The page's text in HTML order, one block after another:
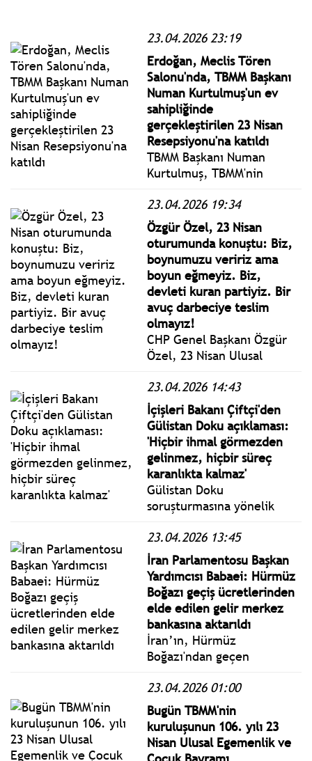
23.04.2026 23:19
Erdoğan, Meclis Tören
Salonu'nda, TBMM Başkanı
Numan Kurtulmuş'un ev
sahipliğinde
gerçekleştirilen 23 Nisan
Resepsiyonu'na katıldı
TBMM Başkanı Numan
Kurtulmuş, TBMM'nin
Nisan Ulusal Egemenlik ve
Çocuk Bayramı dolayısıyla
resepsiyon verdi.
23.04.2026 19:34
Özgür Özel, 23 Nisan
oturumunda konuştu: Biz,
boynumuzu veririz ama
boyun eğmeyiz. Biz,
devleti kuran partiyiz. Bir
avuç darbeciye teslim
olmayız!
CHP Genel Başkanı Özgür
Özel, 23 Nisan Ulusal
Bayramı ile TBMM’nin
kuruluşunun 106’ncı
yıldönümünde, TBMM
Genel Kurulu’nda
gerçekleştirilen Özel
Oturuma katıldı
23.04.2026 14:43
İçişleri Bakanı Çiftçi'den
Gülistan Doku açıklaması:
'Hiçbir ihmal görmezden
gelinmez, hiçbir süreç
karanlıkta kalmaz'
Gülistan Doku
soruşturmasına yönelik
İçişleri Bakanı Mustafa
Çiftçi, tek amaçlarının
dosyada karanlık bir nokta
kalmaması olduğunu
söyledi.
23.04.2026 13:45
İran Parlamentosu Başkan
Yardımcısı Babaei: Hürmüz
Boğazı geçiş ücretlerinden
elde edilen gelir merkez
bankasına aktarıldı
İran’ın, Hürmüz
Boğazı'ndan geçen
ücretlerinden ilk kez gelir
elde ettiği belirtildi.
23.04.2026 01:00
Bugün TBMM'nin
kuruluşunun 106. yılı 23
Nisan Ulusal Egemenlik ve